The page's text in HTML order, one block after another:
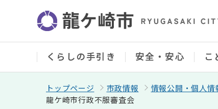
ジ
くらしの手引き 安全・安心 こ
トップページ 市政情報 情報公開・個人情
龍ケ崎市行政不服審査会